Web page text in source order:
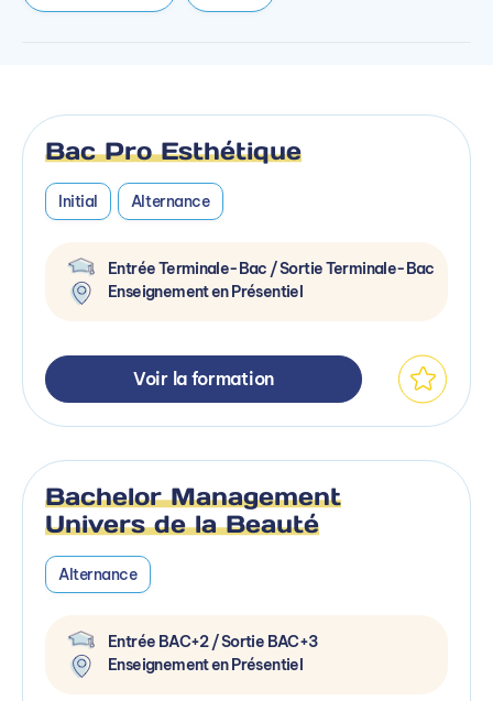
Bac Pro Esthétique
Initial Alternance
Entrée Terminale-Bac / Sortie Terminale-Bac
Enseignement en Présentiel
Voir la formation
Bachelor Management
Univers de la Beauté
Alternance
Entrée BAC+2 / Sortie BAC+3
Enseignement en Présentiel